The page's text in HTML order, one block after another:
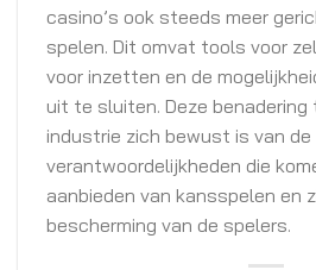
casino’s ook steeds meer
spelen. Dit omvat tools voor
voor inzetten en de
uit te sluiten. Deze
industrie zich bewust is van de
verantwoordelijkheden die
aanbieden van kansspelen en
bescherming van de spelers.